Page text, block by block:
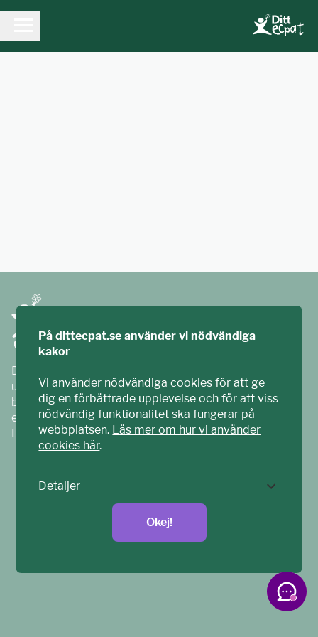
Ditt ECPAT har tagits fram tillsammans med barn och
unga. Vi är en del av ECPAT Sverige – en
barnrättsorganisation som arbetar mot sexuell
exploatering av barn.
Läs mer påecpat.se
På dittecpat.se använder vi nödvändiga
kakor
Vi använder nödvändiga cookies för att ge
dig en förbättrade upplevelse och för att viss
nödvändig funktionalitet ska fungerar på
webbplatsen. Läs mer om hur vi använder
cookies här.
Detaljer
Okej!